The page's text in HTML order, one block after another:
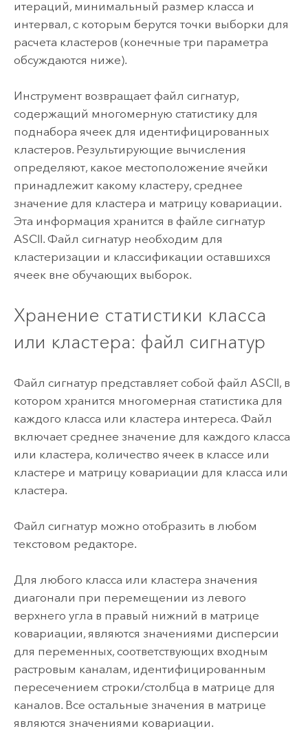
итераций, минимальный размер класса и
интервал, с которым берутся точки выборки для
расчета кластеров (конечные три параметра
обсуждаются ниже).
Инструмент возвращает файл сигнатур,
содержащий многомерную статистику для
поднабора ячеек для идентифицированных
кластеров. Результирующие вычисления
определяют, какое местоположение ячейки
принадлежит какому кластеру, среднее
значение для кластера и матрицу ковариации.
Эта информация хранится в файле сигнатур
ASCII. Файл сигнатур необходим для
кластеризации и классификации оставшихся
ячеек вне обучающих выборок.
Хранение статистики класса
или кластера: файл сигнатур
Файл сигнатур представляет собой файл ASCII, в
котором хранится многомерная статистика для
каждого класса или кластера интереса. Файл
включает среднее значение для каждого класса
или кластера, количество ячеек в классе или
кластере и матрицу ковариации для класса или
кластера.
Файл сигнатур можно отобразить в любом
текстовом редакторе.
Для любого класса или кластера значения
диагонали при перемещении из левого
верхнего угла в правый нижний в матрице
ковариации, являются значениями дисперсии
для переменных, соответствующих входным
растровым каналам, идентифицированным
пересечением строки/столбца в матрице для
каналов. Все остальные значения в матрице
являются значениями ковариации.